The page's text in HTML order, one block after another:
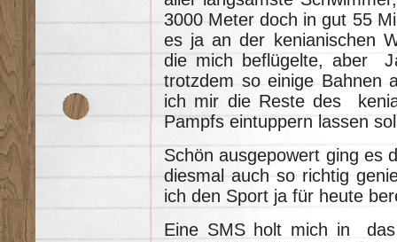
3000 Meter doch in gut 55
es ja an der kenianischen
die mich beflügelte, aber
trotzdem so einige Bahnen
ich mir die Reste des
Pampfs eintuppern lassen
Schön ausgepowert ging es
diesmal auch so richtig
ich den Sport ja für heute
Eine SMS holt mich in